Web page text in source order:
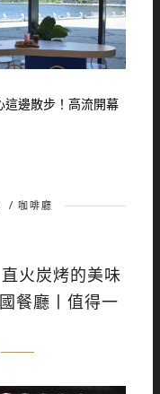
這邊散步！高流開幕
/ 咖啡廳
火炭烤的美味
餐廳丨值得一